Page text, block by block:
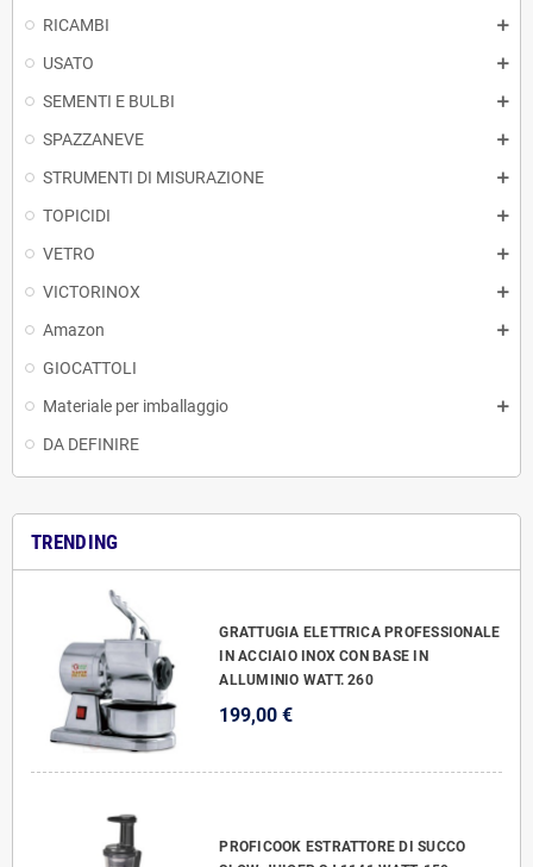
RICAMBI
USATO
SEMENTI E BULBI
SPAZZANEVE
STRUMENTI DI MISURAZIONE
TOPICIDI
VETRO
VICTORINOX
Amazon
GIOCATTOLI
Materiale per imballaggio
DA DEFINIRE
TRENDING
GRATTUGIA ELETTRICA PROFESSIONALE
IN ACCIAIO INOX CON BASE IN
ALLUMINIO WATT. 260
199,00 €
PROFICOOK ESTRATTORE DI SUCCO